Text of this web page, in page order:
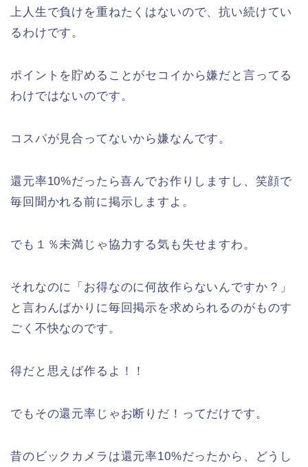
上人生で負けを重ねたくはないので、抗い続けてい
るわけです。
ポイントを貯めることがセコイから嫌だと言ってる
わけではないのです。
コスパが見合ってないから嫌なんです。
還元率10%だったら喜んでお作りしますし、笑顔で
毎回聞かれる前に掲示しますよ。
でも１％未満じゃ協力する気も失せますわ。
それなのに「お得なのに何故作らないんですか？」
と言わんばかりに毎回掲示を求められるのがものす
ごく不快なのです。
得だと思えば作るよ！！
でもその還元率じゃお断りだ！ってだけです。
昔のビックカメラは還元率10%だったから、どうし